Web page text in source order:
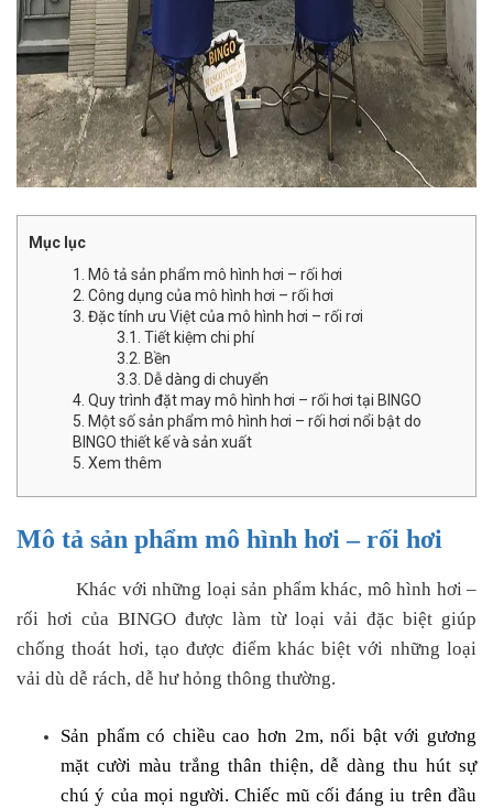
Mục lục
1. Mô tả sản phẩm mô hình hơi – rối hơi
2. Công dụng của mô hình hơi – rối hơi
3. Đặc tính ưu Việt của mô hình hơi – rối rơi
3.1. Tiết kiệm chi phí
3.2. Bền
3.3. Dễ dàng di chuyển
4. Quy trình đặt may mô hình hơi – rối hơi tại BINGO
5. Một số sản phẩm mô hình hơi – rối hơi nổi bật do
BINGO thiết kế và sản xuất
5. Xem thêm
Mô tả sản phẩm mô hình hơi – rối hơi
Khác với những loại sản phẩm khác, mô hình hơi –
rối hơi của BINGO được làm từ loại vải đặc biệt giúp
chống thoát hơi, tạo được điểm khác biệt với những loại
vải dù dễ rách, dễ hư hỏng thông thường.
Sản phẩm có chiều cao hơn 2m, nổi bật với gương
mặt cười màu trắng thân thiện, dễ dàng thu hút sự
chú ý của mọi người. Chiếc mũ cối đáng iu trên đầu